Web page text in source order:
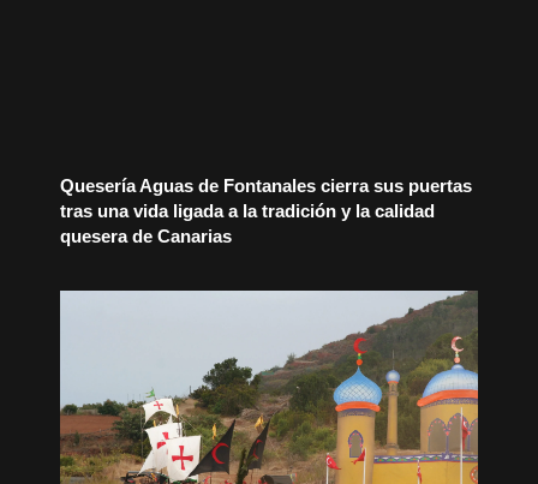
Quesería Aguas de Fontanales cierra sus puertas
tras una vida ligada a la tradición y la calidad
quesera de Canarias